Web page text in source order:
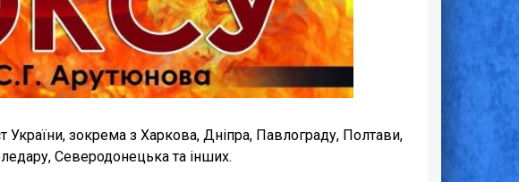
України, зокрема з Харкова, Дніпра, Павлограду, Полтави,
Северодонецька та інших.